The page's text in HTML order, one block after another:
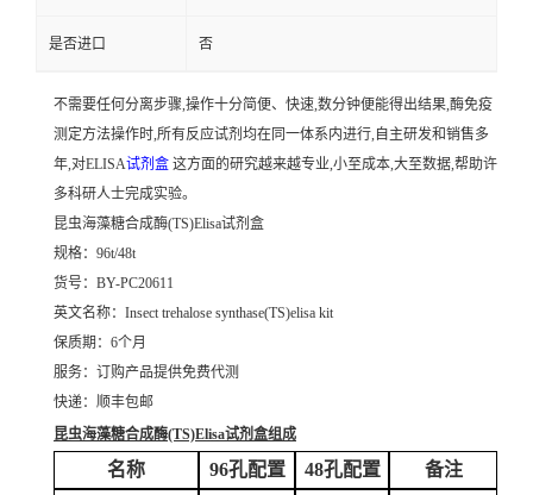
是否进口 否
不需要任何分离步骤,操作十分简便、快速,数分钟便能得出结果,酶免疫
测定方法操作时,所有反应试剂均在同一体系内进行,自主研发和销售多
年,对ELISA试剂盒 这方面的研究越来越专业,小至成本,大至数据,帮助许
多科研人士完成实验。
昆虫海藻糖合成酶(TS)Elisa试剂盒
规格：96t/48t
货号：BY-PC20611
英文名称： Insect trehalose synthase(TS)elisa kit
保质期：6个月
服务：订购产品提供免费代测
快递：顺丰包邮
昆虫海藻糖合成酶(TS)Elisa试剂盒组成
名称 96孔配置 48孔配置 备注